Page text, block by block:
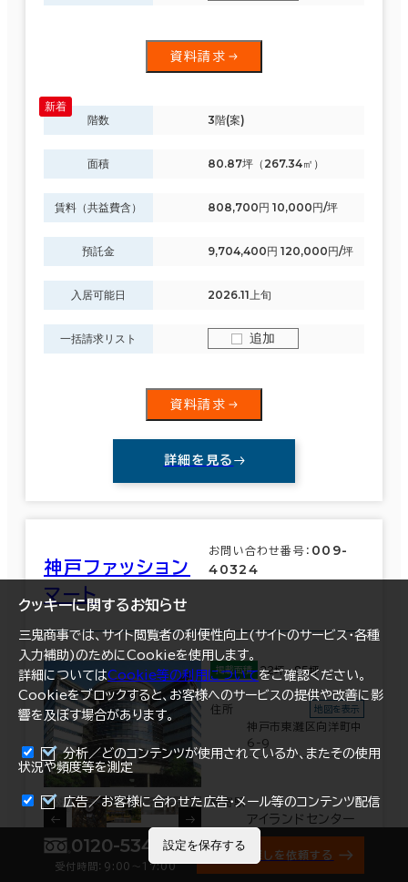
資料請求
階数 3階(案)
面積 80.87坪（267.34㎡）
賃料（共益費含） 808,700円 10,000円/坪
預託金 9,704,400円 120,000円/坪
入居可能日 2026.11上旬
一括請求リスト 追加
資料請求
詳細を見る
神戸ファッション
マート
お問い合わせ番号： 009-
40324
掲載面積 22坪～85坪
住所
神戸市東灘区向洋町中
6-9
地図を表示
最寄駅
アイランドセンター
駅(神戸新交通六甲
アイランド線) 西出
まとめて資料請求
0120-534-011
受付時間：9:00〜17:00
オフィス探しを依頼する
クッキーに関するお知らせ
三鬼商事では、サイト閲覧者の利便性向上(サイトのサービス・各種
入力補助)のためにCookieを使用します。
詳細についてはCookie等の利用についてをご確認ください。
Cookieをブロックすると、お客様へのサービスの提供や改善に影
響を及ぼす場合があります。
分析／どのコンテンツが使用されているか、またその使用
状況や頻度等を測定
広告／お客様に合わせた広告・メール等のコンテンツ配信
設定を保存する